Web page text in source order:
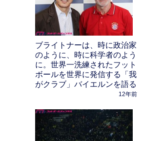
ブライトナーは、時に政治家
のように、時に科学者のよう
に。世界一洗練されたフット
ボールを世界に発信する「我
がクラブ」バイエルンを語る
12年前